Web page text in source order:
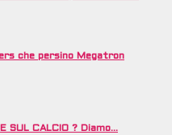
che persino Megatron
SUL CALCIO ? Diamo…